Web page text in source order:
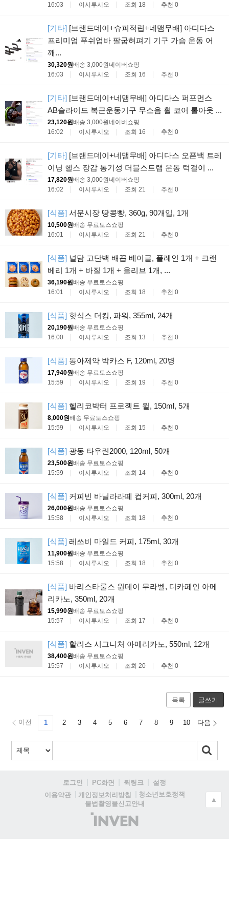
16:03
이시루시오 조회 18 추천 0
[기타] [브랜드데이+슈퍼적립+네맴무배] 아디다스
프리미엄 푸쉬업바 팔굽혀펴기 기구 가슴 운동 어
깨...
30,320원배송 3,000원네이버쇼핑
16:03
이시루시오 조회 16 추천 0
[기타] [브랜드데이+네맴무배] 아디다스 퍼포먼스
AB슬라이드 복근운동기구 무소음 휠 코어 롤아웃 ...
23,120원배송 3,000원네이버쇼핑
16:02
이시루시오 조회 16 추천 0
[기타] [브랜드데이+네맴무배] 아디다스 오픈백 트레
이닝 헬스 장갑 통기성 더블스트랩 운동 턱걸이 ...
17,820원배송 3,000원네이버쇼핑
16:02
이시루시오 조회 21 추천 0
[식품] 서문시장 땅콩빵, 360g, 90개입, 1개
10,500원배송 무료토스쇼핑
16:01
이시루시오 조회 21 추천 0
[식품] 널담 고단백 배꼽 베이글, 플레인 1개 + 크랜
베리 1개 + 바질 1개 + 올리브 1개, ...
36,190원배송 무료토스쇼핑
16:01
이시루시오 조회 18 추천 0
[식품] 핫식스 더킹, 파워, 355ml, 24개
20,190원배송 무료토스쇼핑
16:00
이시루시오 조회 13 추천 0
[식품] 동아제약 박카스 F, 120ml, 20병
17,940원배송 무료토스쇼핑
15:59
이시루시오 조회 19 추천 0
[식품] 헬리코박터 프로젝트 윌, 150ml, 5개
8,000원배송 무료토스쇼핑
15:59
이시루시오 조회 15 추천 0
[식품] 광동 타우린2000, 120ml, 50개
23,500원배송 무료토스쇼핑
15:59
이시루시오 조회 14 추천 0
[식품] 커피빈 바닐라라떼 컵커피, 300ml, 20개
26,000원배송 무료토스쇼핑
15:58
이시루시오 조회 18 추천 0
[식품] 레쓰비 마일드 커피, 175ml, 30개
11,900원배송 무료토스쇼핑
15:58
이시루시오 조회 18 추천 0
[식품] 바리스타룰스 원데이 무라벨, 디카페인 아메
리카노, 350ml, 20개
15,990원배송 무료토스쇼핑
15:57
이시루시오 조회 17 추천 0
[식품] 할리스 시그니처 아메리카노, 550ml, 12개
38,400원배송 무료토스쇼핑
15:57
이시루시오 조회 20 추천 0
목록 글쓰기
이전 1 2 3 4 5 6 7 8 9 10 다음
로그인 PC화면 퀵링크
설정
이용약관
개인정보처리방침
청소년보호정책
불법촬영물신고안내
(주)
인
▲